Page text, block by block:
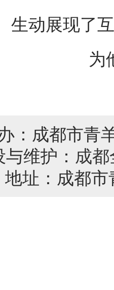
生动展现了
为
：成都市青
维护： 成
地址：成都